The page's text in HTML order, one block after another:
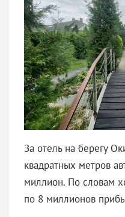
За отель на берегу
квадратных метров
миллион. По словам
по 8 миллионов